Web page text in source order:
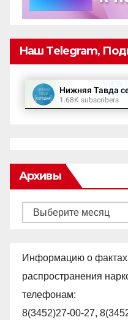
Наш Telegram,
Архивы
Архивы
Информацию о фактах
распространения
телефонам:
8(3452)27-00-27,